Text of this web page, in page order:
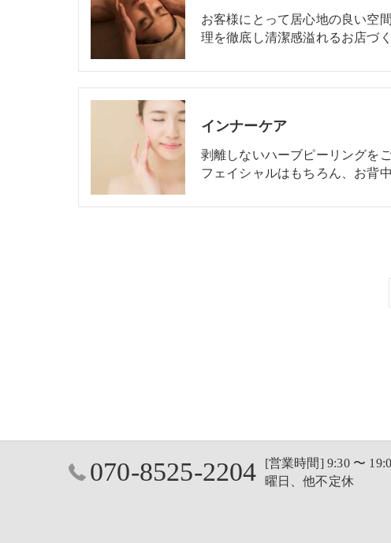
お客様にとって居心地の良い空
理を徹底し清潔感溢れるお店づ
インナーケア
剥離しないハーブピーリングを
フェイシャルはもちろん、お背
070-8525-2204
[営業時間] 9:30 〜
曜日、他不定休